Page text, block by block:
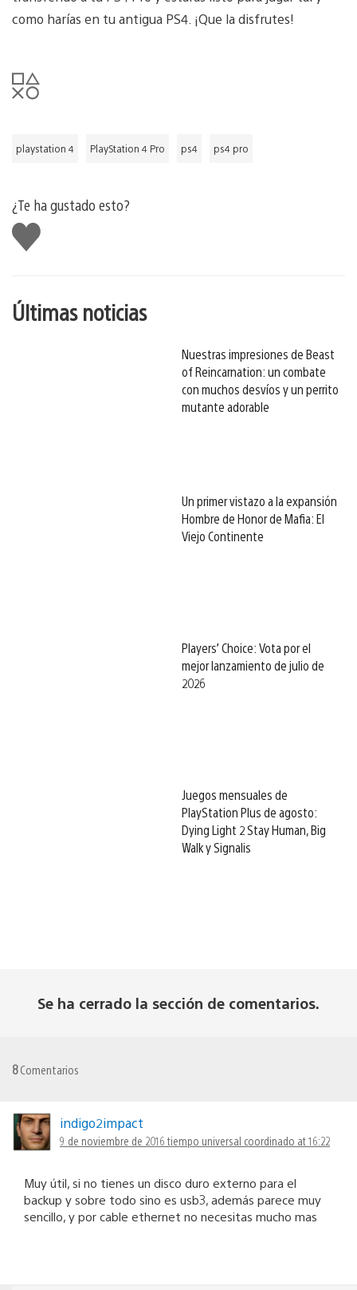
como harías en tu antigua PS4. ¡Que la disfrutes!
playstation 4 PlayStation 4 Pro ps4 ps4 pro
¿Te ha gustado esto?
Me
gusta
Últimas noticias
Nuestras impresiones de Beast
of Reincarnation: un combate
con muchos desvíos y un perrito
mutante adorable
Un primer vistazo a la expansión
Hombre de Honor de Mafia: El
Viejo Continente
Players’ Choice: Vota por el
mejor lanzamiento de julio de
2026
Juegos mensuales de
PlayStation Plus de agosto:
Dying Light 2 Stay Human, Big
Walk y Signalis
Se ha cerrado la sección de comentarios.
8Comentarios
indigo2impact
9 de noviembre de 2016 tiempo universal coordinado at 16:22
Muy útil, si no tienes un disco duro externo para el
backup y sobre todo sino es usb3, además parece muy
sencillo, y por cable ethernet no necesitas mucho mas